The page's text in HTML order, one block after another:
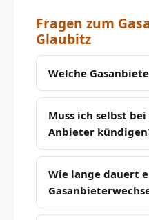
Fragen zum
Glaubitz
Welche
Muss ich selbst
Anbieter
Wie lange dauert